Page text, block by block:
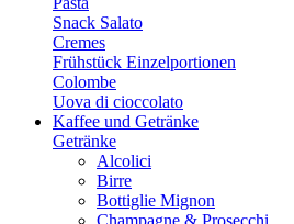
Snack Salato
Cremes
Frühstück Einzelportionen
Colombe
Uova di cioccolato
Kaffee und Getränke
Getränke
Alcolici
Birre
Bottiglie Mignon
Champagne & Prosecchi